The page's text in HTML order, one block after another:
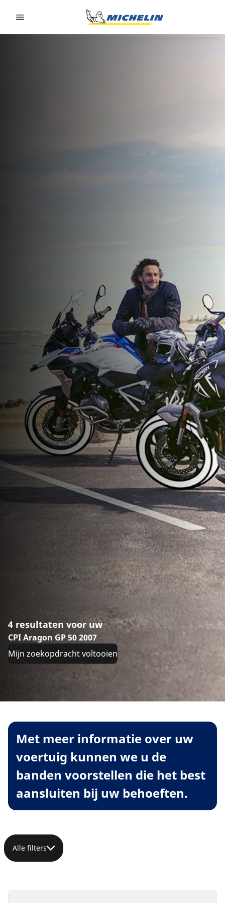
4 resultaten voor uw
CPI Aragon GP 50 2007
Mijn zoekopdracht voltooien
Met meer informatie over uw
voertuig kunnen we u de
banden voorstellen die het best
aansluiten bij uw behoeften.
Alle filters